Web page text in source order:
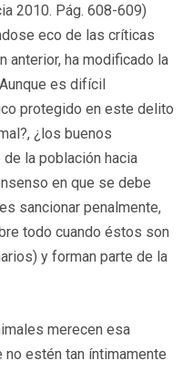
2010. Pág. 608-609)
eco de las críticas
anterior, ha modificado la
es difícil
protegido en este delito
¿los buenos
la población hacia
en que se debe
sancionar penalmente,
todo cuando éstos son
y forman parte de la
merecen esa
estén tan íntimamente